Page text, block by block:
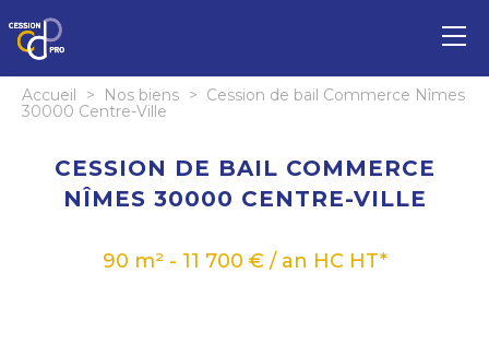
Accueil > Nos biens > Cession de bail Commerce Nîmes
30000 Centre-Ville
CESSION DE BAIL COMMERCE
NÎMES 30000 CENTRE-VILLE
90 m² - 11 700 € / an HC HT*